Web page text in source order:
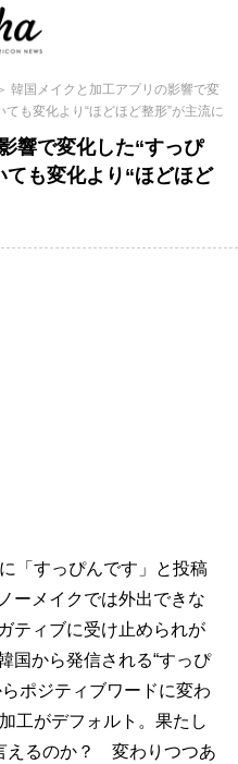
韓国メイクと加工アプリの影響で変
も変化より“ほどほど整形”が主流に
響で変化した“すっぴ
も変化より“ほどほど
「すっぴんです」と投稿
ーメイクでは外出できな
ティブに受け止められが
国から発信される“すっぴ
ポジティブワードに変わ
工がデフォルト。果たし
えるのか？ 変わりつつあ